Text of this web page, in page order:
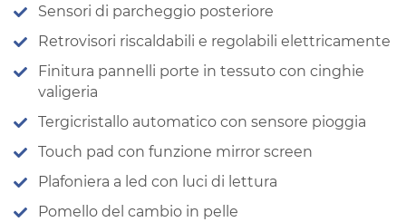
Sensori di parcheggio posteriore
Retrovisori riscaldabili e regolabili elettricamente
Finitura pannelli porte in tessuto con cinghie
valigeria
Tergicristallo automatico con sensore pioggia
Touch pad con funzione mirror screen
Plafoniera a led con luci di lettura
Pomello del cambio in pelle